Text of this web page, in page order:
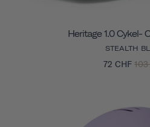
Heritage 1.0 Cykel-
STEALTH
72 CHF